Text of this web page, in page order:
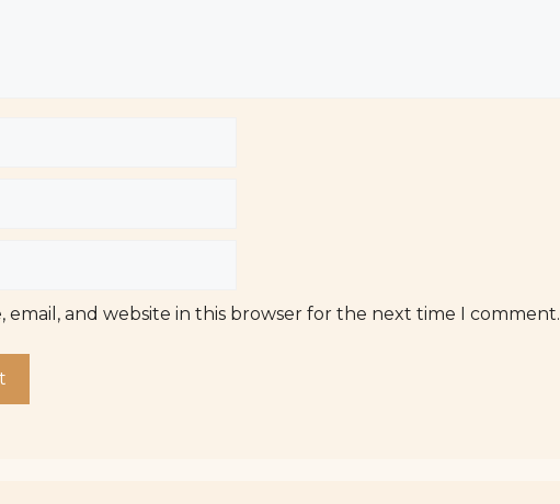
email, and website in this browser for the next time I comment.